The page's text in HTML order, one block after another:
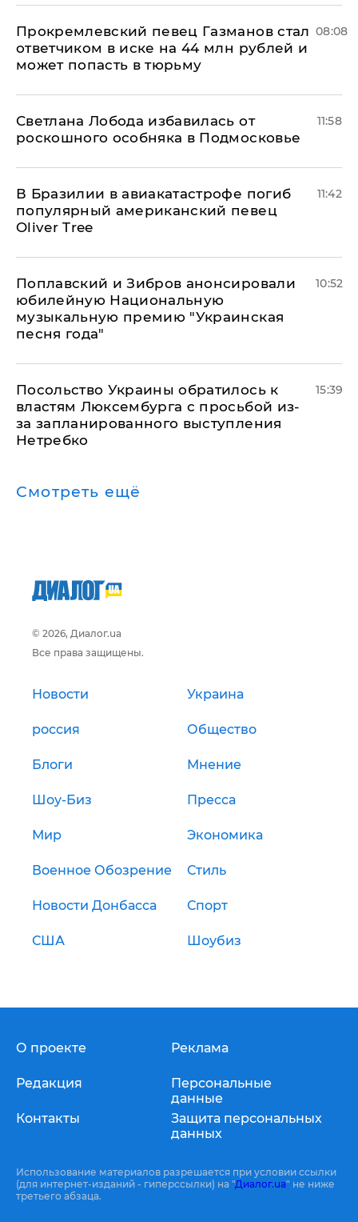
Прокремлевский певец Газманов стал
ответчиком в иске на 44 млн рублей и
может попасть в тюрьму
08:08
Светлана Лобода избавилась от
роскошного особняка в Подмосковье
11:58
В Бразилии в авиакатастрофе погиб
популярный американский певец
Oliver Tree
11:42
Поплавский и Зибров анонсировали
юбилейную Национальную
музыкальную премию "Украинская
песня года"
10:52
Посольство Украины обратилось к
властям Люксембурга с просьбой из-
за запланированного выступления
Нетребко
15:39
Смотреть ещё
© 2026, Диалог.ua
Все права защищены.
Новости Украина
россия Общество
Блоги Мнение
Шоу-Биз Пресса
Мир Экономика
Военное Обозрение Стиль
Новости Донбасса Спорт
США Шоубиз
О проекте
Редакция
Контакты
Реклама
Персональные
данные
Защита персональных
данных
Использование материалов разрешается при условии ссылки
(для интернет-изданий - гиперссылки) на "Диалог.ua" не ниже
третьего абзаца.